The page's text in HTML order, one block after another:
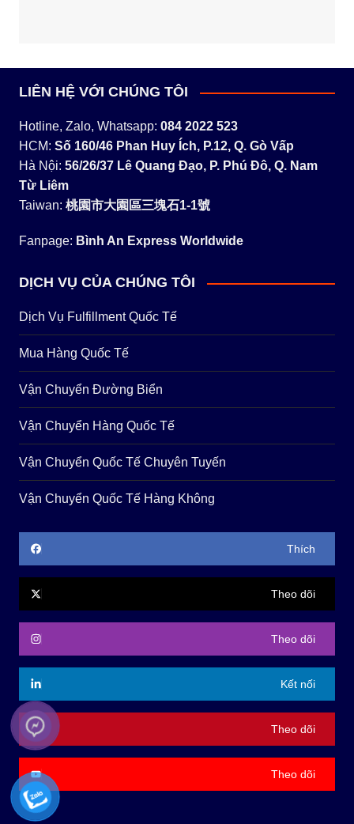
LIÊN HỆ VỚI CHÚNG TÔI
Hotline, Zalo, Whatsapp: 084 2022 523
HCM: Số 160/46 Phan Huy Ích, P.12, Q. Gò Vấp
Hà Nội: 56/26/37 Lê Quang Đạo, P. Phú Đô, Q. Nam
Từ Liêm
Taiwan: 桃園市大園區三塊石1-1號
Fanpage: Bình An Express Worldwide
DỊCH VỤ CỦA CHÚNG TÔI
Dịch Vụ Fulfillment Quốc Tế
Mua Hàng Quốc Tế
Vận Chuyển Đường Biển
Vận Chuyển Hàng Quốc Tế
Vận Chuyển Quốc Tế Chuyên Tuyến
Vận Chuyển Quốc Tế Hàng Không
Thích
Theo dõi
Theo dõi
Kết nối
Theo dõi
Theo dõi